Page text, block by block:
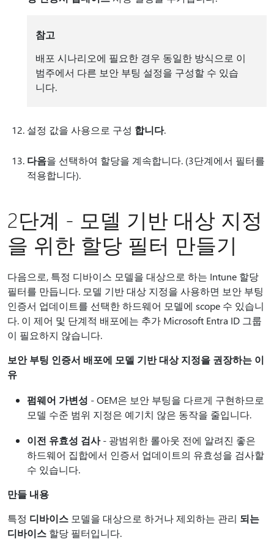
참고
배포 시나리오에 필요한 경우 동일한 방식으로 이
범주에서 다른 보안 부팅 설정을 구성할 수 있습
니다.
설정 값을 사용으로 구성 합니다.
다음을 선택하여 할당을 계속합니다. (3단계에서 필터를
적용합니다).
2단계 - 모델 기반 대상 지정
을 위한 할당 필터 만들기
다음으로, 특정 디바이스 모델을 대상으로 하는 Intune 할당
필터를 만듭니다. 모델 기반 대상 지정을 사용하면 보안 부팅
인증서 업데이트를 선택한 하드웨어 모델에 scope 수 있습니
다. 이 제어 및 단계적 배포에는 추가 Microsoft Entra ID 그룹
이 필요하지 않습니다.
보안 부팅 인증서 배포에 모델 기반 대상 지정을 권장하는 이
유
펌웨어 가변성 - OEM은 보안 부팅을 다르게 구현하므로
모델 수준 범위 지정은 예기치 않은 동작을 줄입니다.
이전 유효성 검사- 광범위한 롤아웃 전에 알려진 좋은
하드웨어 집합에서 인증서 업데이트의 유효성을 검사할
수 있습니다.
만들 내용
특정 디바이스 모델을 대상으로 하거나 제외하는 관리 되는
디바이스 할당 필터입니다.